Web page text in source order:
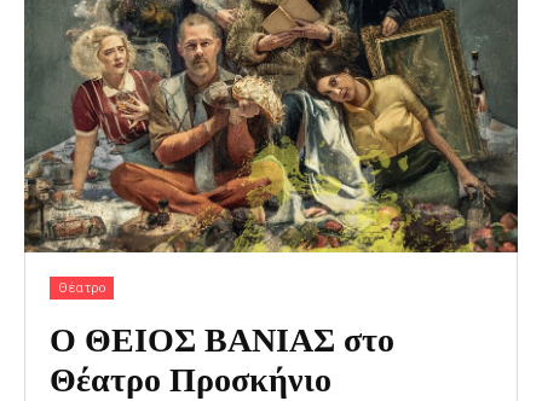
Θέατρο
Ο ΘΕΙΟΣ ΒΑΝΙΑΣ στο
Θέατρο Προσκήνιο